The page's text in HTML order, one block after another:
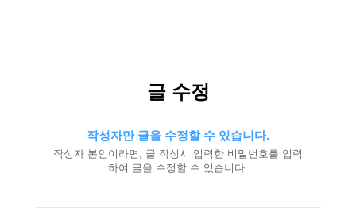
글 수정
작성자만 글을 수정할 수 있습니다.
작성자 본인이라면, 글 작성시 입력한 비밀번호를 입력
하여 글을 수정할 수 있습니다.